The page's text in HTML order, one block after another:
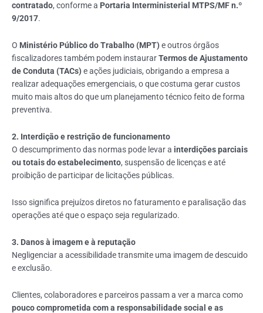
contratado, conforme a Portaria Interministerial MTPS/MF n.º
9/2017.
O Ministério Público do Trabalho (MPT)e outros órgãos
fiscalizadores também podem instaurarTermos de Ajustamento
de Conduta (TACs)e ações judiciais, obrigando a empresa a
realizar adequações emergenciais, o que costuma gerar custos
muito mais altos do que um planejamento técnico feito de forma
preventiva.
2. Interdição e restrição de funcionamento
O descumprimento das normas pode levar a interdições parciais
ou totais do estabelecimento, suspensão de licenças e até
proibição de participar de licitações públicas.
Isso significa prejuízos diretos no faturamento e paralisação das
operações até que o espaço seja regularizado.
3. Danos à imagem e à reputação
Negligenciar a acessibilidade transmite uma imagem de descuido
e exclusão.
Clientes, colaboradores e parceiros passam a ver a marca como
pouco comprometida com a responsabilidade social e as